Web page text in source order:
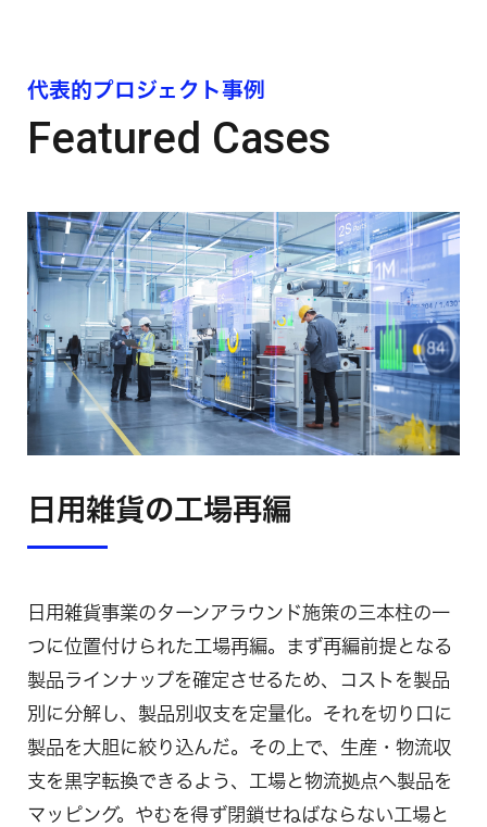
代表的プロジェクト事例
Featured Cases
日用雑貨の工場再編
日用雑貨事業のターンアラウンド施策の三本柱の一
つに位置付けられた工場再編。まず再編前提となる
製品ラインナップを確定させるため、コストを製品
別に分解し、製品別収支を定量化。それを切り口に
製品を大胆に絞り込んだ。その上で、生産・物流収
支を黒字転換できるよう、工場と物流拠点へ製品を
マッピング。やむを得ず閉鎖せねばならない工場と